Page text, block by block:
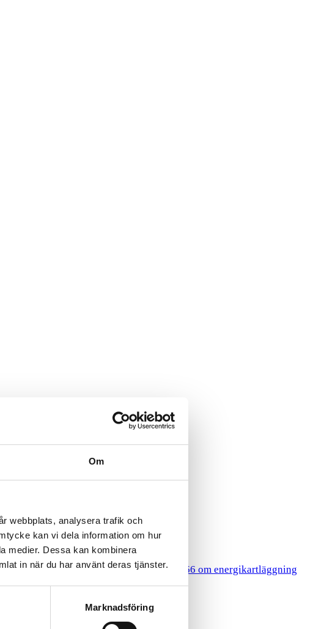
Om
webbplats, analysera trafik och
kan vi dela information om hur
medier. Dessa kan kombinera
in när du har använt deras tjänster.
Marknadsföring
Energy Surveys HR Lagen 2014:266 om energikartläggning